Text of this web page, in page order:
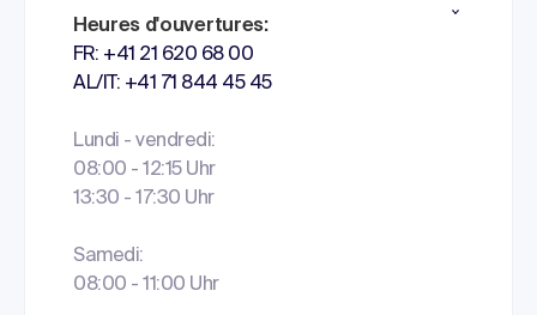
Heures d'ouvertures:
FR: +41 21 620 68 00
AL/IT: +41 71 844 45 45
Lundi - vendredi:
08:00 - 12:15 Uhr
13:30 - 17:30 Uhr
Samedi:
08:00 - 11:00 Uhr